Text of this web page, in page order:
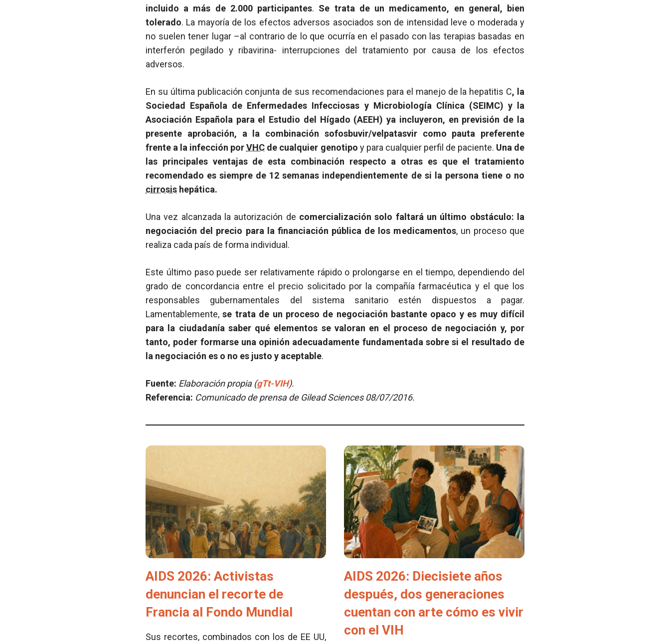
incluido a más de 2.000 participantes. Se trata de un medicamento, en general, bien
tolerado. La mayoría de los efectos adversos asociados son de intensidad leve o moderada y
no suelen tener lugar –al contrario de lo que ocurría en el pasado con las terapias basadas en
interferón pegilado y ribavirina- interrupciones del tratamiento por causa de los efectos
adversos.
En su última publicación conjunta de sus recomendaciones para el manejo de la hepatitis C, la
Sociedad Española de Enfermedades Infecciosas y Microbiología Clínica (SEIMC) y la
Asociación Española para el Estudio del Hígado (AEEH) ya incluyeron, en previsión de la
presente aprobación, a la combinación sofosbuvir/velpatasvir como pauta preferente
frente a la infección porVHC de cualquier genotipo y para cualquier perfil de paciente. Una de
las principales ventajas de esta combinación respecto a otras es que el tratamiento
recomendado es siempre de 12 semanas independientemente de si la persona tiene o no
cirrosis hepática.
Una vez alcanzada la autorización de comercialización solo faltará un último obstáculo: la
negociación del precio para la financiación pública de los medicamentos, un proceso que
realiza cada país de forma individual.
Este último paso puede ser relativamente rápido o prolongarse en el tiempo, dependiendo del
grado de concordancia entre el precio solicitado por la compañía farmacéutica y el que los
responsables gubernamentales del sistema sanitario estén dispuestos a pagar.
Lamentablemente,se trata de un proceso de negociación bastante opaco y es muy difícil
para la ciudadanía saber qué elementos se valoran en el proceso de negociación y, por
tanto, poder formarse una opinión adecuadamente fundamentada sobre si el resultado de
la negociación es o no es justo y aceptable.
Fuente: Elaboración propia (gTt-VIH).
Referencia: Comunicado de prensa de Gilead Sciences 08/07/2016.
AIDS 2026: Activistas
denuncian el recorte de
Francia al Fondo Mundial
Sus recortes, combinados con los de EE UU,
AIDS 2026: Diecisiete años
después, dos generaciones
cuentan con arte cómo es vivir
con el VIH